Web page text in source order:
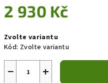
2 930 Kč
cena:
Zvolte variantu
Kód: Zvolte variantu
+
−